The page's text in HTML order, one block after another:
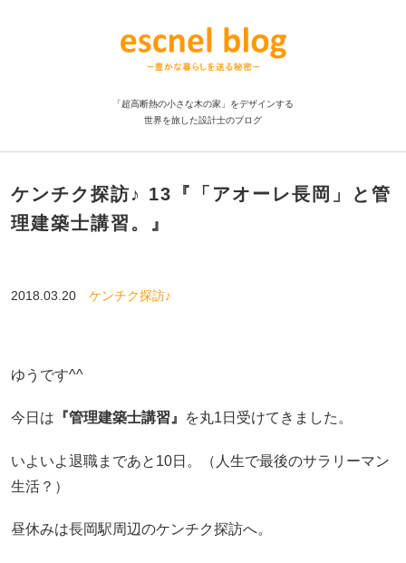
「超高断熱の小さな木の家」をデザインする
世界を旅した設計士のブログ
ケンチク探訪♪ 13『「アオーレ長岡」と管
理建築士講習。』
2018.03.20 ケンチク探訪♪
ゆうです^^
今日は 『管理建築士講習』 を丸1日受けてきました。
いよいよ退職まであと10日。（人生で最後のサラリーマン
生活？）
昼休みは長岡駅周辺のケンチク探訪へ。